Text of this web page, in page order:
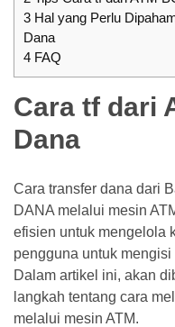
Dengan
KUR,
Bunga
Simulasi
USED
CATEGORIES
Bank
(26)
Tips
3 Hal yang Perlu
Dana
4 FAQ
Cara tf dari
Dana
Cara transfer dana dari
DANA melalui mesin
efisien untuk mengelola
pengguna untuk
Dalam artikel ini, akan
langkah tentang cara
melalui mesin ATM.